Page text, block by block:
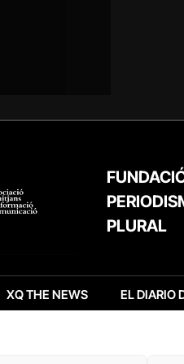
PLURAL
XQ THE NEWS EL DIARIO